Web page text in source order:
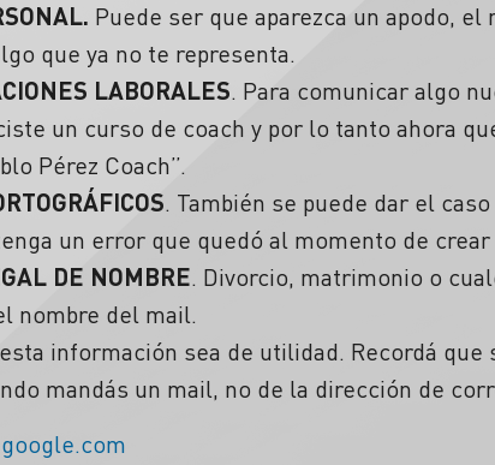
Puede ser que aparezca un apodo,
que ya no te representa.
LABORALES. Para comunicar algo
un curso de coach y por lo tanto ahora
Pérez Coach”.
. También se puede dar el
un error que quedó al momento de crear
DE NOMBRE. Divorcio, matrimonio o
nombre del mail.
información sea de utilidad. Recordá
mandás un mail, no de la dirección de